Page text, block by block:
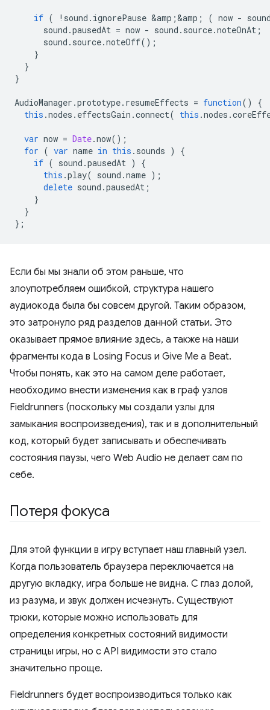
if ( ! sound . ignorePause &amp ;&amp ; ( now -
sound .pausedAt = now - sound . source.noteOnAt ;
sound . source.noteOff();
}
}
}
AudioManager .prototype. resumeEffects = function()
{
this .nodes . effectsGain .connect( this .nodes .
var now = Date.now();
for ( var name in this . sounds )
{
if ( sound .pausedAt )
{
this .play( sound .name );
delete sound .pausedAt ;
}
}
};
Если бы мы знали об этом раньше, что
злоупотребляем ошибкой, структура нашего
аудиокода была бы совсем другой. Таким образом,
это затронуло ряд разделов данной статьи. Это
оказывает прямое влияние здесь, а также на наши
фрагменты кода в Losing Focus и Give Me a Beat.
Чтобы понять, как это на самом деле работает,
необходимо внести изменения как в граф узлов
Fieldrunners (поскольку мы создали узлы для
замыкания воспроизведения), так и в дополнительный
код, который будет записывать и обеспечивать
состояния паузы, чего Web Audio не делает сам по
себе.
Потеря фокуса
Для этой функции в игру вступает наш главный узел.
Когда пользователь браузера переключается на
другую вкладку, игра больше не видна. С глаз долой,
из разума, и звук должен исчезнуть. Существуют
трюки, которые можно использовать для
определения конкретных состояний видимости
страницы игры, но с API видимости это стало
значительно проще.
Fieldrunners будет воспроизводиться только как